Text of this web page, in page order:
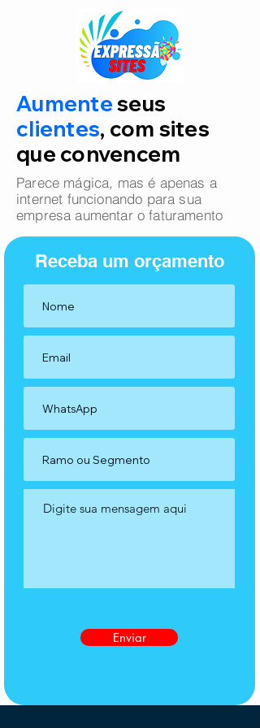
Aumenteseus
clientes, com sites
que convencem
Parece mágica, mas é apenas a
internet funcionando para sua
empresa aumentar o faturamento
Receba um orçamento
Enviar